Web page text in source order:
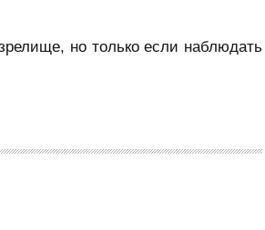
но только если наблюдать